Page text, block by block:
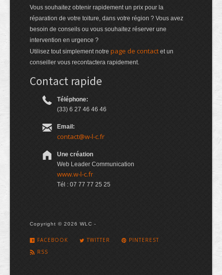
Vous souhaitez obtenir rapidement un prix pour la
réparation de votre toiture, dans votre région ? Vous avez
besoin de conseils ou vous souhaitez réserver une
intervention en urgence ?
Utilisez tout simplement notre page de contact et un
conseiller vous recontactera rapidement.
Contact rapide
Téléphone:
(33) 6 27 46 46 46
Email:
contact@w-l-c.fr
Une création
Web Leader Communication
www.w-l-c.fr
Tél : 07 77 77 25 25
Copyright © 2026 WLC -
FACEBOOK TWITTER
PINTEREST
RSS